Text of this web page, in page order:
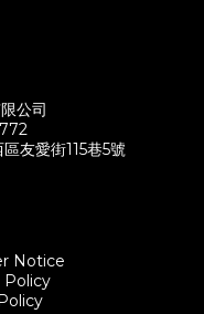
公司
友愛街115巷5號
Notice
Policy